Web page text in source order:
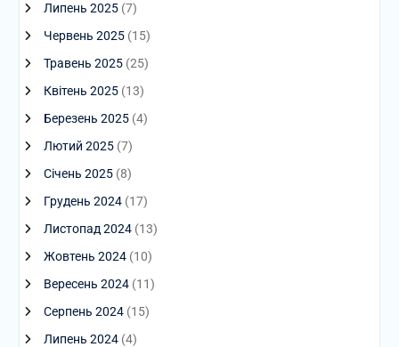
Липень 2025(7)
Червень 2025(15)
Травень 2025(25)
Квітень 2025(13)
Березень 2025(4)
Лютий 2025(7)
Січень 2025(8)
Грудень 2024(17)
Листопад 2024(13)
Жовтень 2024(10)
Вересень 2024(11)
Серпень 2024(15)
Липень 2024(4)